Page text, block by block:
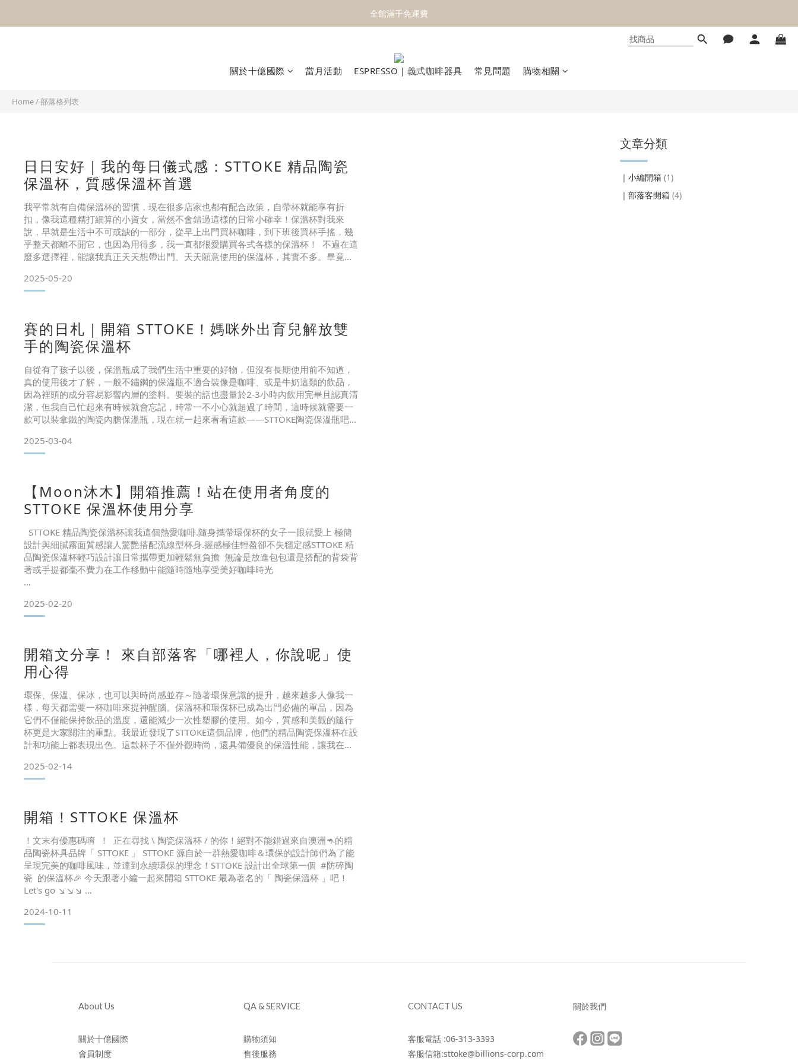
官網搬家中！立即前往新官網＼領取購物金／
全館滿千免運費
關於十億國際 當月活動 ESPRESSO｜義式咖啡器具 常見問題 購物相關
Home/部落格列表
日日安好｜我的每日儀式感：STTOKE 精品陶瓷
保溫杯，質感保溫杯首選
我平常就有自備保溫杯的習慣，現在很多店家也都有配合政策，自帶杯就能享有折
扣，像我這種精打細算的小資女，當然不會錯過這樣的日常小確幸！保溫杯對我來
說，早就是生活中不可或缺的一部分，從早上出門買杯咖啡，到下班後買杯手搖，幾
乎整天都離不開它，也因為用得多，我一直都很愛購買各式各樣的保溫杯！ 不過在這
麼多選擇裡，能讓我真正天天想帶出門、天天願意使用的保溫杯，其實不多。畢竟保
候，最在意的就是內層材質，像有沒有使用食品級安全塗層
2025-05-20
賽的日札｜開箱 STTOKE！媽咪外出育兒解放雙
手的陶瓷保溫杯
自從有了孩子以後，保溫瓶成了我們生活中重要的好物，但沒有長期使用前不知道，
真的使用後才了解，一般不鏽鋼的保溫瓶不適合裝像是咖啡、或是牛奶這類的飲品，
因為裡頭的成分容易影響內層的塗料。要裝的話也盡量於2-3小時內飲用完畢且認真清
潔，但我自己忙起來有時候就會忘記，時常一不小心就超過了時間，這時候就需要一
款可以裝拿鐵的陶瓷內膽保溫瓶，現在就一起來看看這款——STTOKE陶瓷保溫瓶吧
咖啡的習慣，所以在挑選保溫瓶上更知道
2025-03-04
【Moon沐木】開箱推薦！站在使用者角度的
STTOKE 保溫杯使用分享
STTOKE 精品陶瓷保溫杯讓我這個熱愛咖啡.隨身攜帶環保杯的女子一眼就愛上 極簡
設計與細膩霧面質感讓人驚艷搭配流線型杯身.握感極佳輕盈卻不失穩定感STTOKE 精
品陶瓷保溫杯輕巧設計讓日常攜帶更加輕鬆無負擔 無論是放進包包還是搭配的背袋背
著或手提都毫不費力在工作移動中能隨時隨地享受美好咖啡時光
量剛剛好超商或咖啡館的大杯咖啡都能輕鬆裝下貼心小提醒~如果飲品裡冰塊或奶泡特
別多還是得先偷喝一口避免遇
2025-02-20
開箱文分享！ 來自部落客「哪裡人，你說呢」使
用心得
環保、保溫、保冰，也可以與時尚感並存～隨著環保意識的提升，越來越多人像我一
樣，每天都需要一杯咖啡來提神醒腦。保溫杯和環保杯已成為出門必備的單品，因為
它們不僅能保持飲品的溫度，還能減少一次性塑膠的使用。如今，質感和美觀的隨行
杯更是大家關注的重點。我最近發現了STTOKE這個品牌，他們的精品陶瓷保溫杯在設
計和功能上都表現出色。這款杯子不僅外觀時尚，還具備優良的保溫性能，讓我在繁
能完美融入我的日常生活，既環保又實用，真的是一個不
2025-02-14
開箱！STTOKE 保溫杯
！文末有優惠碼唷 ！ 正在尋找 \ 陶瓷保溫杯 / 的你！絕對不能錯過來自澳洲🦘的精
品陶瓷杯具品牌「 STTOKE 」 STTOKE 源自於一群熱愛咖啡＆環保的設計師們為了能
呈現完美的咖啡風味，並達到永續環保的理念！STTOKE 設計出全球第一個 #防碎陶
瓷 的保溫杯🎉 今天跟著小編一起來開箱 STTOKE 最為著名的「 陶瓷保溫杯 」吧！
Let's go ↘↘↘
外觀開始進入主題吧↘ STTOKE 使
2024-10-11
文章分類
｜小編開箱 (1)
｜部落客開箱 (4)
About Us
關於十億國際
會員制度
QA & SERVICE
購物須知
售後服務
CONTACT US
客服電話 :06-313-3393
客服信箱:sttoke@billions-corp.com
關於我們